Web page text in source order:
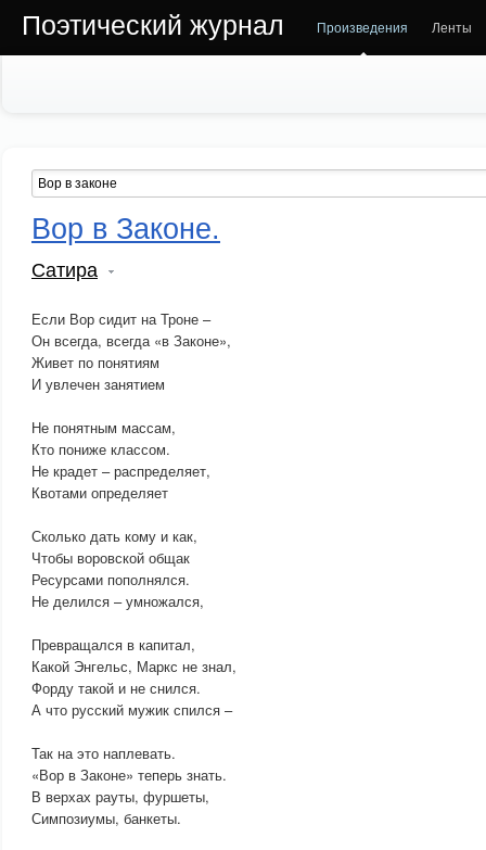
Поэтический журнал Произведения Ленты
Вор в Законе.
Сатира
Если Вор сидит на Троне –
Он всегда, всегда «в Законе»,
Живет по понятиям
И увлечен занятием
Не понятным массам,
Кто пониже классом.
Не крадет – распределяет,
Квотами определяет
Сколько дать кому и как,
Чтобы воровской общак
Ресурсами пополнялся.
Не делился – умножался,
Превращался в капитал,
Какой Энгельс, Маркс не знал,
Форду такой и не снился.
А что русский мужик спился –
Так на это наплевать.
«Вор в Законе» теперь знать.
В верхах рауты, фуршеты,
Симпозиумы, банкеты.